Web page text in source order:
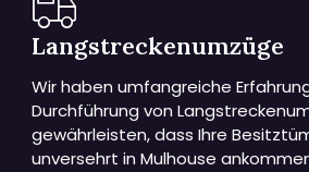
Langstreckenumzüge
Wir haben umfangreiche
Durchführung von
gewährleisten, dass Ihre
unversehrt in Mulhouse